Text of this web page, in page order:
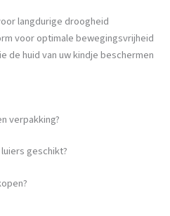
langdurige droogheid
voor optimale bewegingsvrijheid
de huid van uw kindje beschermen
verpakking?
geschikt?